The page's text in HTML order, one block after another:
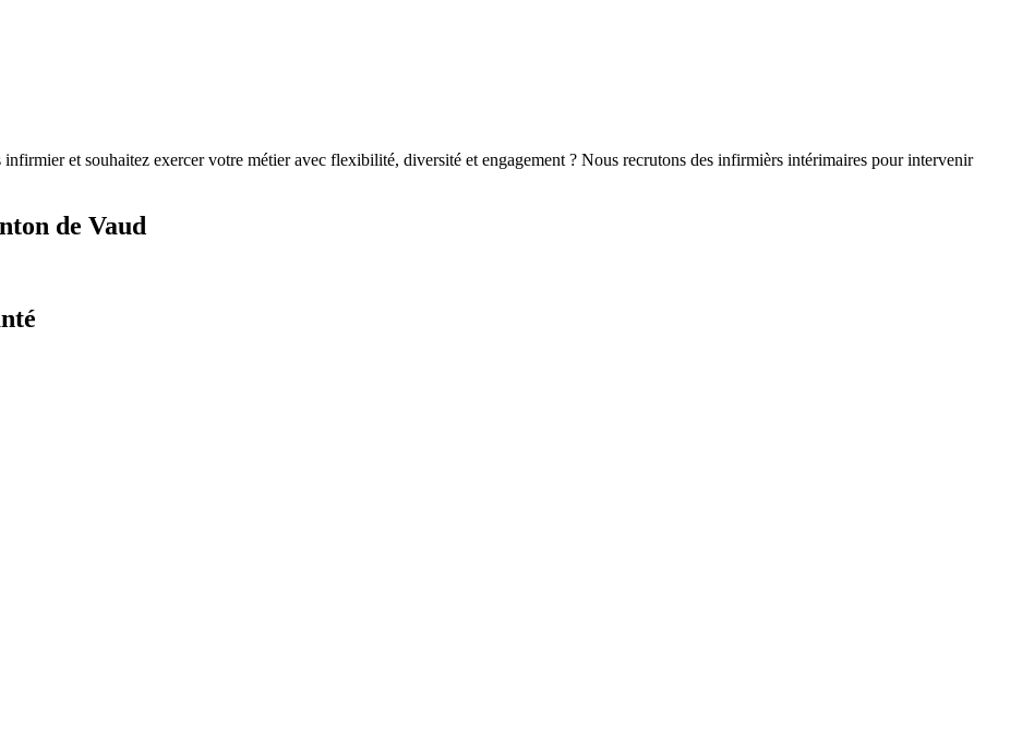
et souhaitez exercer votre métier avec flexibilité, diversité et engagement ? Nous recrutons des infirmièrs intérimaires pour intervenir
de Vaud